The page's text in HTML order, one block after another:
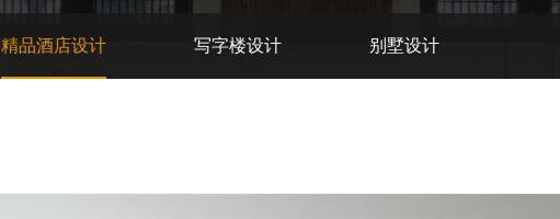
精品酒店设计 写字楼设计 别墅设计